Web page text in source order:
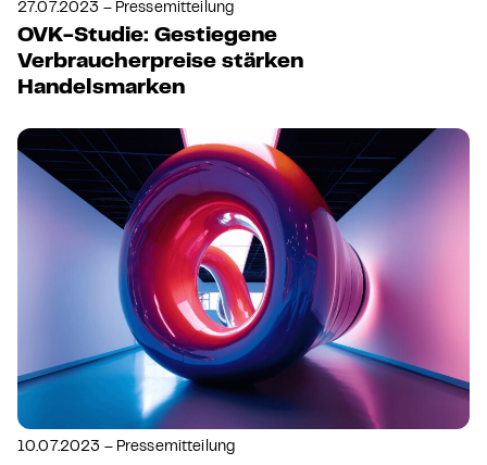
27.07.2023 – Pressemitteilung
OVK-Studie: Gestiegene
Verbraucherpreise stärken
Handelsmarken
10.07.2023 – Pressemitteilung